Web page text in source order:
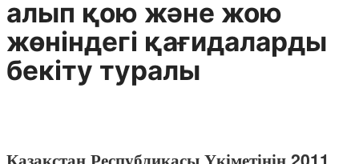
алып қою және жою
жөніндегі қағидаларды
бекіту туралы